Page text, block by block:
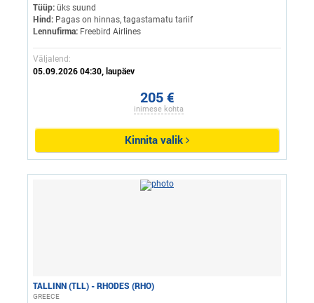
Tüüp: üks suund
Hind: Pagas on hinnas, tagastamatu tariif
Lennufirma: Freebird Airlines
Väljalend:
05.09.2026 04:30, laupäev
205 €
inimese kohta
Kinnita valik
TALLINN (TLL) - RHODES (RHO)
GREECE